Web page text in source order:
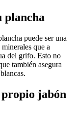
plancha
puede ser una
que a
del grifo. Esto no
también asegura
jabón